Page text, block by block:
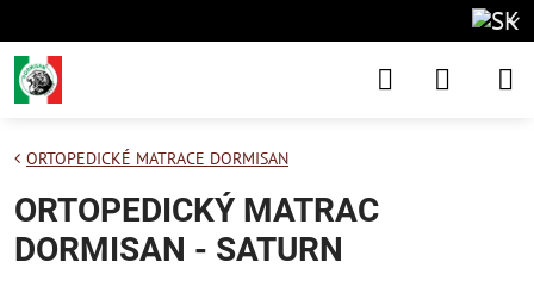
ORTOPEDICKÉ MATRACE DORMISAN
ORTOPEDICKÝ MATRAC
DORMISAN - SATURN